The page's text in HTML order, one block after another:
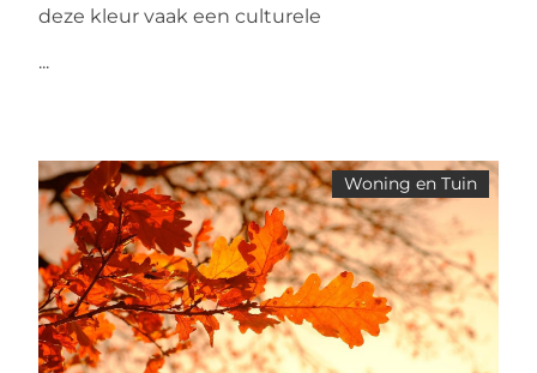
deze kleur vaak een culturele
...
Woning en Tuin